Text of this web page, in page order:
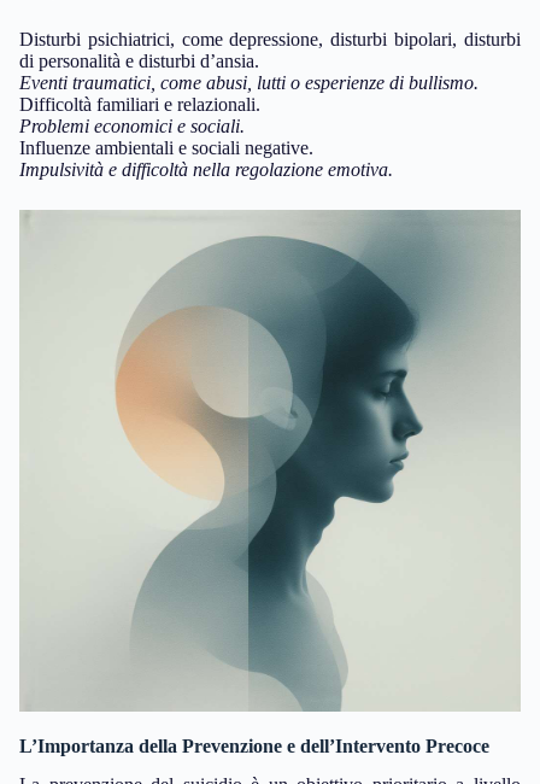
Disturbi psichiatrici, come depressione, disturbi bipolari, disturbi
di personalità e disturbi d’ansia.
Eventi traumatici, come abusi, lutti o esperienze di bullismo.
Difficoltà familiari e relazionali.
Problemi economici e sociali.
Influenze ambientali e sociali negative.
Impulsività e difficoltà nella regolazione emotiva.
L’Importanza della Prevenzione e dell’Intervento Precoce